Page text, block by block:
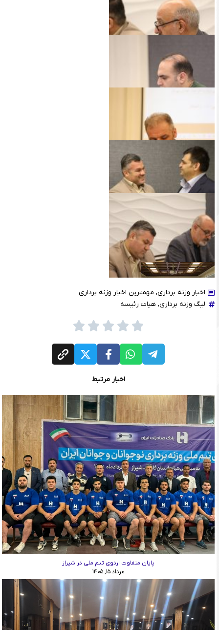
اخبار وزنه برداری, مهمترین اخبار وزنه برداری
لیگ وزنه برداری, هیات رئیسه
اخبار مرتبط
پایان متفاوت اردوی تیم ملی در شیراز
مرداد ۱۵, ۱۴۰۵